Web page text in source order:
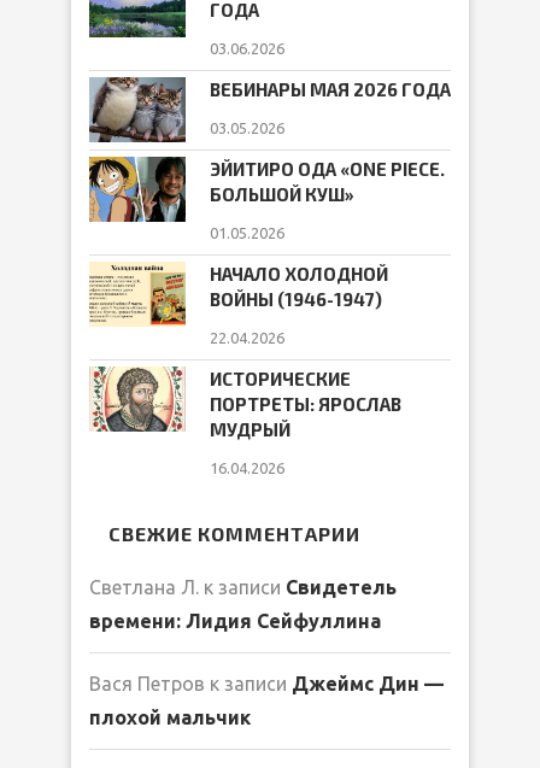
ГОДА
03.06.2026
ВЕБИНАРЫ МАЯ 2026 ГОДА
03.05.2026
ЭЙИТИРО ОДА «ONE PIECE.
БОЛЬШОЙ КУШ»
01.05.2026
НАЧАЛО ХОЛОДНОЙ
ВОЙНЫ (1946-1947)
22.04.2026
ИСТОРИЧЕСКИЕ
ПОРТРЕТЫ: ЯРОСЛАВ
МУДРЫЙ
16.04.2026
СВЕЖИЕ КОММЕНТАРИИ
Светлана Л. к записи Свидетель
времени: Лидия Сейфуллина
Вася Петров к записи Джеймс Дин —
плохой мальчик